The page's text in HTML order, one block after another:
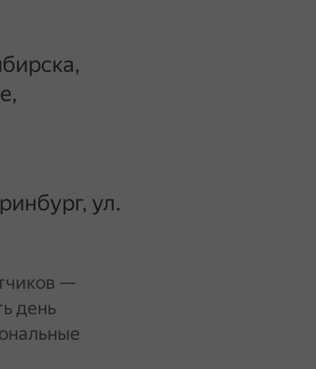
ул.
—
день